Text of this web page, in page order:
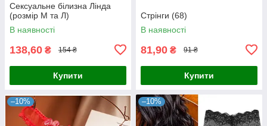
Сексуальне білизна Лінда
(розмір М та Л)
В наявності
138,60 ₴ 154 ₴
Купити
Стрінги (68)
В наявності
81,90 ₴ 91 ₴
Купити
–10% –10%